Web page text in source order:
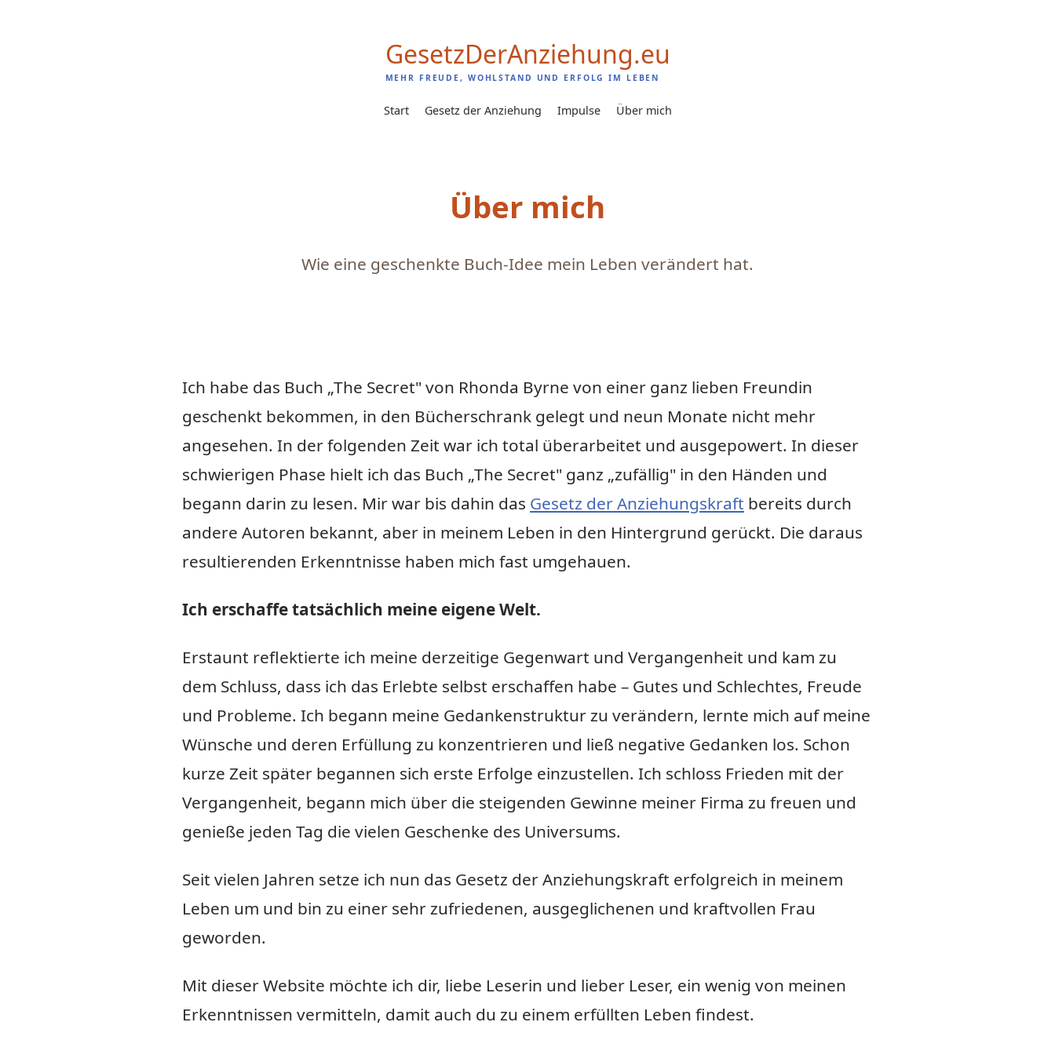
GesetzDerAnziehung.eu
MEHR FREUDE, WOHLSTAND UND ERFOLG IM LEBEN
Start Gesetz der Anziehung Impulse Über mich
Über mich
Wie eine geschenkte Buch-Idee mein Leben verändert hat.
Ich habe das Buch „The Secret" von Rhonda Byrne von einer ganz lieben Freundin
geschenkt bekommen, in den Bücherschrank gelegt und neun Monate nicht mehr
angesehen. In der folgenden Zeit war ich total überarbeitet und ausgepowert. In dieser
schwierigen Phase hielt ich das Buch „The Secret" ganz „zufällig" in den Händen und
begann darin zu lesen. Mir war bis dahin das Gesetz der Anziehungskraft bereits durch
andere Autoren bekannt, aber in meinem Leben in den Hintergrund gerückt. Die daraus
resultierenden Erkenntnisse haben mich fast umgehauen.
Ich erschaffe tatsächlich meine eigene Welt.
Erstaunt reflektierte ich meine derzeitige Gegenwart und Vergangenheit und kam zu
dem Schluss, dass ich das Erlebte selbst erschaffen habe – Gutes und Schlechtes, Freude
und Probleme. Ich begann meine Gedankenstruktur zu verändern, lernte mich auf meine
Wünsche und deren Erfüllung zu konzentrieren und ließ negative Gedanken los. Schon
kurze Zeit später begannen sich erste Erfolge einzustellen. Ich schloss Frieden mit der
Vergangenheit, begann mich über die steigenden Gewinne meiner Firma zu freuen und
genieße jeden Tag die vielen Geschenke des Universums.
Seit vielen Jahren setze ich nun das Gesetz der Anziehungskraft erfolgreich in meinem
Leben um und bin zu einer sehr zufriedenen, ausgeglichenen und kraftvollen Frau
geworden.
Mit dieser Website möchte ich dir, liebe Leserin und lieber Leser, ein wenig von meinen
Erkenntnissen vermitteln, damit auch du zu einem erfüllten Leben findest.